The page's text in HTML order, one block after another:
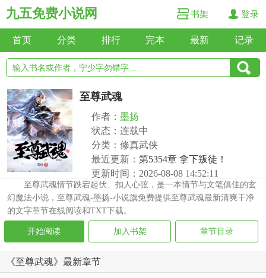
九五免费小说网 书架 登录
首页 分类 排行 完本 最新 记录
至尊武魂
作者： 墨扬
状态：连载中
分类：修真武侠
最近更新： 第5354章 拿下叛徒！
更新时间：2026-08-08 14:52:11
至尊武魂情节跌宕起伏、扣人心弦，是一本情节与文笔俱佳的玄
幻魔法小说，至尊武魂-墨扬-小说旗免费提供至尊武魂最新清爽干净
的文字章节在线阅读和TXT下载。
开始阅读 加入书架 章节目录
《至尊武魂》最新章节